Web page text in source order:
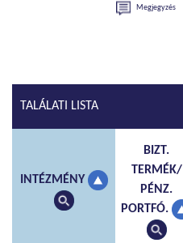
Megjegyzés
TALÁLATI LISTA
INTÉZMÉNY
BIZT.
TERMÉK/
PÉNZ.
PORTFÓ.